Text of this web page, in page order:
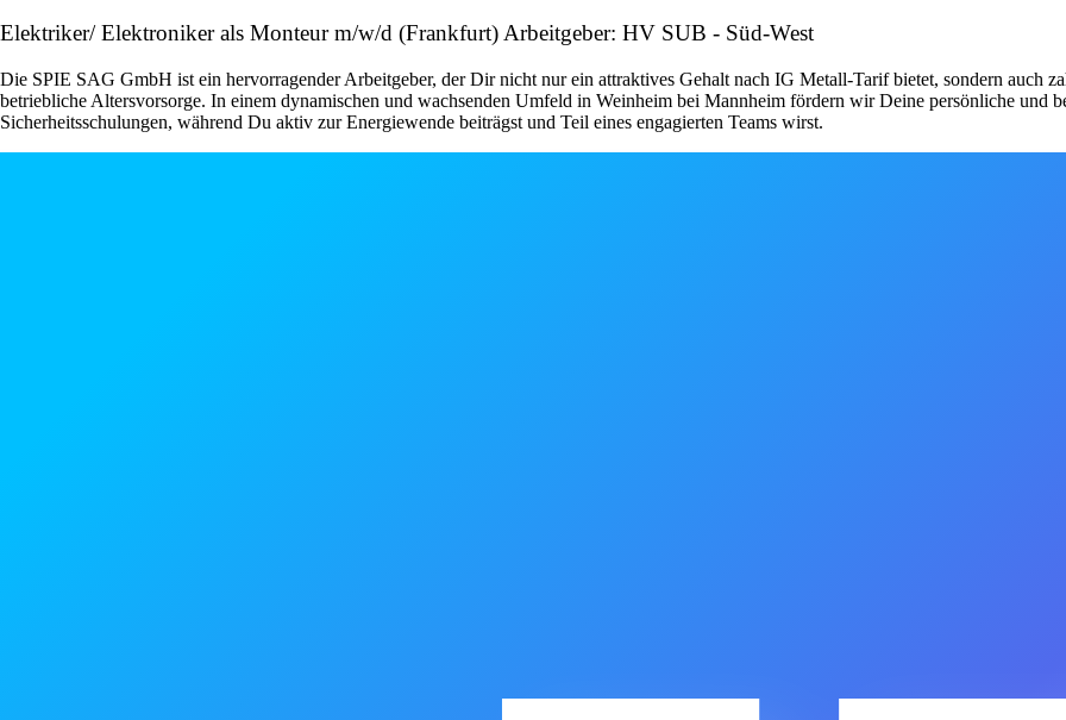
Elektriker/ Elektroniker als Monteur m/w/d (Frankfurt) Arbeitgeber: HV SUB - Süd-West
Die SPIE SAG GmbH ist ein hervorragender Arbeitgeber, der Dir nicht nur ein attraktives Gehalt nach IG Metall-Tarif bietet, sondern auch
betriebliche Altersvorsorge. In einem dynamischen und wachsenden Umfeld in Weinheim bei Mannheim fördern wir Deine persönliche und
Sicherheitsschulungen, während Du aktiv zur Energiewende beiträgst und Teil eines engagierten Teams wirst.